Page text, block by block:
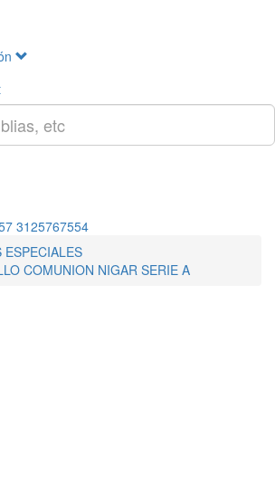
3125767554
ESPECIALES
COMUNION NIGAR SERIE A